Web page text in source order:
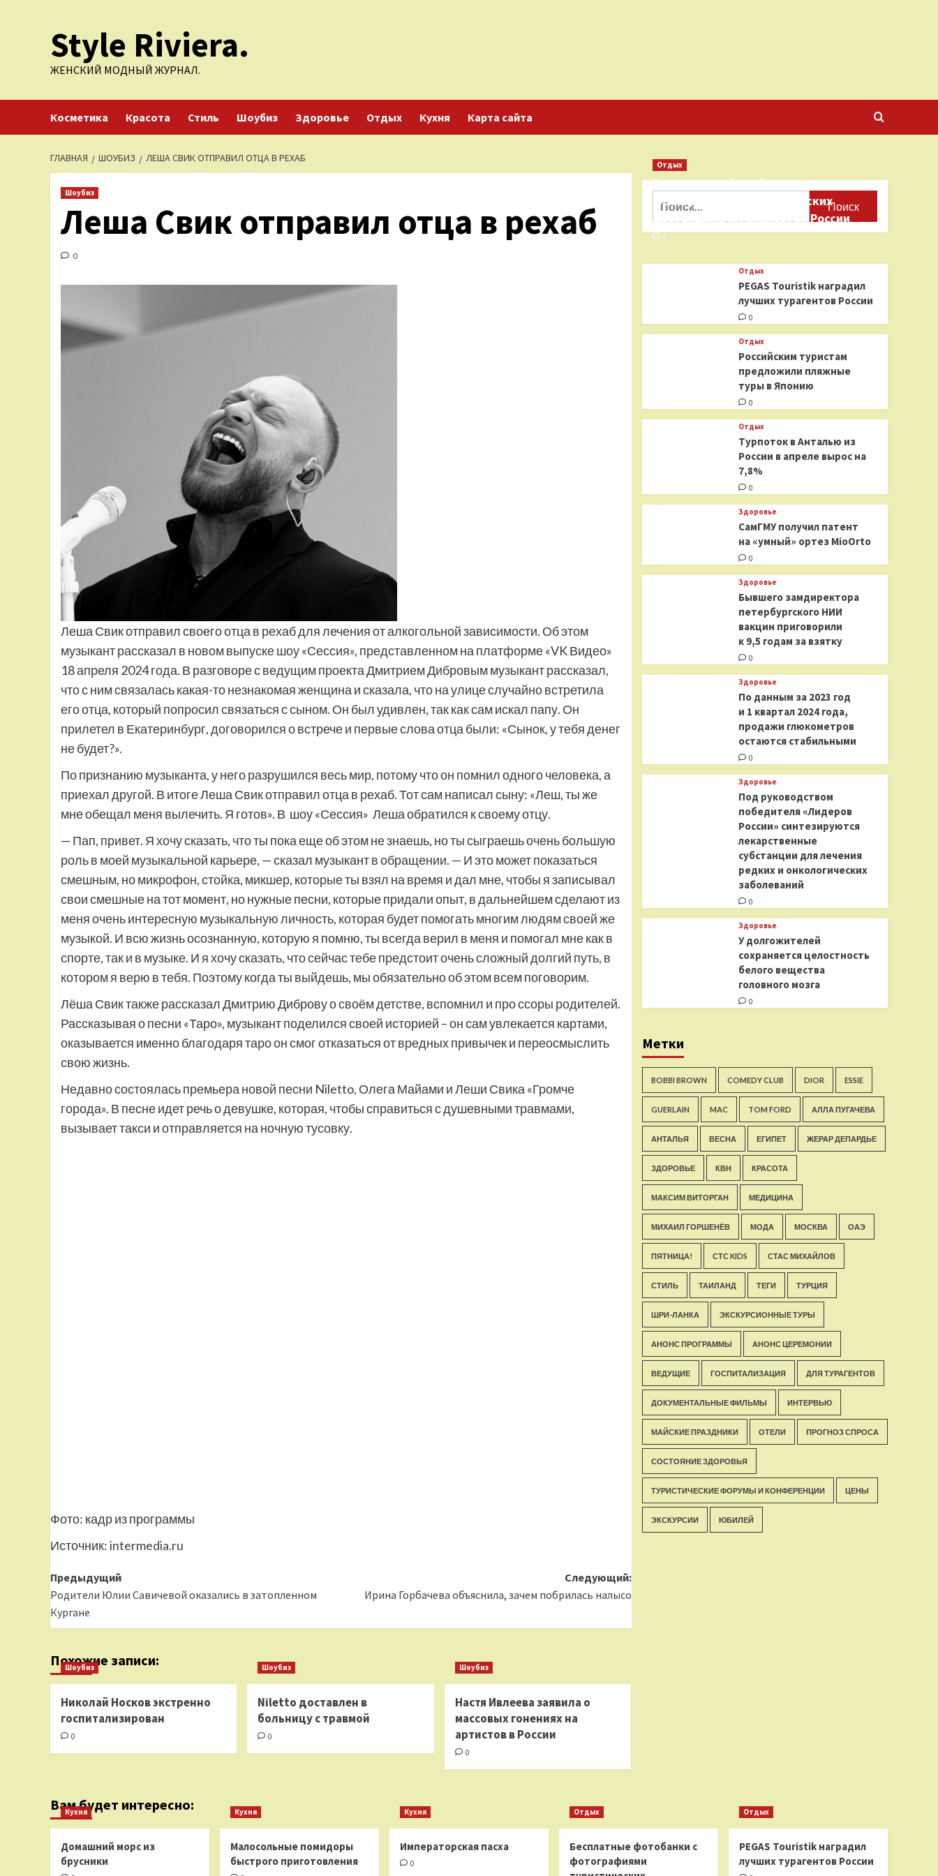
содержимомуStyle Riviera.
ЖЕНСКИЙ МОДНЫЙ ЖУРНАЛ.
Косметика Красота Стиль Шоубиз Здоровье Отдых Кухня Карта сайта
ГЛАВНАЯ ШОУБИЗ ЛЕША СВИК ОТПРАВИЛ ОТЦА В РЕХАБ
Шоубиз
Леша Свик отправил отца в рехаб
0
Леша Свик отправил своего отца в рехаб для лечения от алкогольной зависимости. Об этом
музыкант рассказал в новом выпуске шоу «Сессия», представленном на платформе «VK Видео»
18 апреля 2024 года. В разговоре с ведущим проекта Дмитрием Дибровым музыкант рассказал,
что с ним связалась какая-то незнакомая женщина и сказала, что на улице случайно встретила
его отца, который попросил связаться с сыном. Он был удивлен, так как сам искал папу. Он
прилетел в Екатеринбург, договорился о встрече и первые слова отца были: «Сынок, у тебя денег
не будет?».
По признанию музыканта, у него разрушился весь мир, потому что он помнил одного человека, а
приехал другой. В итоге Леша Свик отправил отца в рехаб. Тот сам написал сыну: «Леш, ты же
мне обещал меня вылечить. Я готов». В шоу «Сессия» Леша обратился к своему отцу.
— Пап, привет. Я хочу сказать, что ты пока еще об этом не знаешь, но ты сыграешь очень большую
роль в моей музыкальной карьере, — сказал музыкант в обращении. — И это может показаться
смешным, но микрофон, стойка, микшер, которые ты взял на время и дал мне, чтобы я записывал
свои смешные на тот момент, но нужные песни, которые придали опыт, в дальнейшем сделают из
меня очень интересную музыкальную личность, которая будет помогать многим людям своей же
музыкой. И всю жизнь осознанную, которую я помню, ты всегда верил в меня и помогал мне как в
спорте, так и в музыке. И я хочу сказать, что сейчас тебе предстоит очень сложный долгий путь, в
котором я верю в тебя. Поэтому когда ты выйдешь, мы обязательно об этом всем поговорим.
Лёша Свик также рассказал Дмитрию Диброву о своём детстве, вспомнил и про ссоры родителей.
Рассказывая о песни «Таро», музыкант поделился своей историей – он сам увлекается картами,
оказывается именно благодаря таро он смог отказаться от вредных привычек и переосмыслить
свою жизнь.
Недавно состоялась премьера новой песни Niletto, Олега Майами и Леши Свика «Громче
города». В песне идет речь о девушке, которая, чтобы справиться с душевными травмами,
вызывает такси и отправляется на ночную тусовку.
Фото: кадр из программы
Источник:intermedia.ru
Навигация
записи
Предыдущий
Родители Юлии Савичевой оказались в затопленном
Кургане
Следующий:
Ирина Горбачева объяснила, зачем побрилась налысо
Похожие записи:
Шоубиз
Николай Носков экстренно
госпитализирован
0
Шоубиз
Niletto доставлен в
больницу с травмой
0
Шоубиз
Настя Ивлеева заявила о
массовых гонениях на
артистов в России
0
Отдых
Бесплатные фотобанки с
фотографиями туристических
достопримечательностей России
0
Отдых
PEGAS Touristik наградил
лучших турагентов России
0
Отдых
Российским туристам
предложили пляжные
туры в Японию
0
Отдых
Турпоток в Анталью из
России в апреле вырос на
7,8%
0
Здоровье
СамГМУ получил патент
на «умный» ортез MioOrto
0
Здоровье
Бывшего замдиректора
петербургского НИИ
вакцин приговорили
к 9,5 годам за взятку
0
Здоровье
По данным за 2023 год
и 1 квартал 2024 года,
продажи глюкометров
остаются стабильными
0
Здоровье
Под руководством
победителя «Лидеров
России» синтезируются
лекарственные
субстанции для лечения
редких и онкологических
заболеваний
0
Здоровье
У долгожителей
сохраняется целостность
белого вещества
головного мозга
0
Метки
BOBBI BROWN COMEDY CLUB DIOR ESSIE
GUERLAIN MAC TOM FORD АЛЛА ПУГАЧЕВА
АНТАЛЬЯ ВЕСНА ЕГИПЕТ ЖЕРАР ДЕПАРДЬЕ
ЗДОРОВЬЕ КВН КРАСОТА
МАКСИМ ВИТОРГАН МЕДИЦИНА
МИХАИЛ ГОРШЕНЁВ МОДА МОСКВА ОАЭ
ПЯТНИЦА! СТС KIDS СТАС МИХАЙЛОВ
СТИЛЬ ТАИЛАНД ТЕГИ ТУРЦИЯ
ШРИ-ЛАНКА ЭКСКУРСИОННЫЕ ТУРЫ
АНОНС ПРОГРАММЫ АНОНС ЦЕРЕМОНИИ
ВЕДУЩИЕ ГОСПИТАЛИЗАЦИЯ ДЛЯ ТУРАГЕНТОВ
ДОКУМЕНТАЛЬНЫЕ ФИЛЬМЫ ИНТЕРВЬЮ
МАЙСКИЕ ПРАЗДНИКИ ОТЕЛИ ПРОГНОЗ СПРОСА
СОСТОЯНИЕ ЗДОРОВЬЯ
ТУРИСТИЧЕСКИЕ ФОРУМЫ И КОНФЕРЕНЦИИ ЦЕНЫ
ЭКСКУРСИИ ЮБИЛЕЙ
Вам будет интересно:
Кухня
Домашний морс из
брусники
Кухня
Малосольные помидоры
быстрого приготовления
Кухня
Императорская пасха
0
Отдых
Бесплатные фотобанки с
фотографиями
Отдых
PEGAS Touristik наградил
лучших турагентов России